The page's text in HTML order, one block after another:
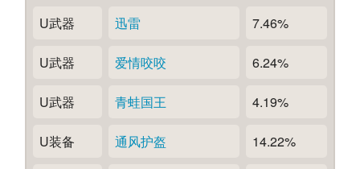
U武器 迅雷 7.46%
U武器 爱情咬咬 6.24%
U武器 青蛙国王 4.19%
U装备 通风护盔 14.22%